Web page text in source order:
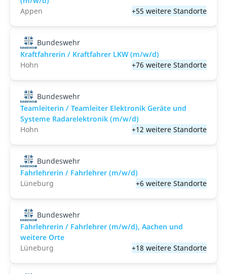
Appen
+55 weitere Standorte
Bundeswehr
Kraftfahrerin / Kraftfahrer LKW (m/w/d)
Hohn
+76 weitere Standorte
Bundeswehr
Teamleiterin / Teamleiter Elektronik Geräte und
Systeme Radarelektronik (m/w/d)
Hohn
+12 weitere Standorte
Bundeswehr
Fahrlehrerin / Fahrlehrer (m/w/d)
Lüneburg
+6 weitere Standorte
Bundeswehr
Fahrlehrerin / Fahrlehrer (m/w/d), Aachen und
weitere Orte
Lüneburg
+18 weitere Standorte